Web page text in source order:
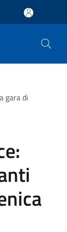
gara di